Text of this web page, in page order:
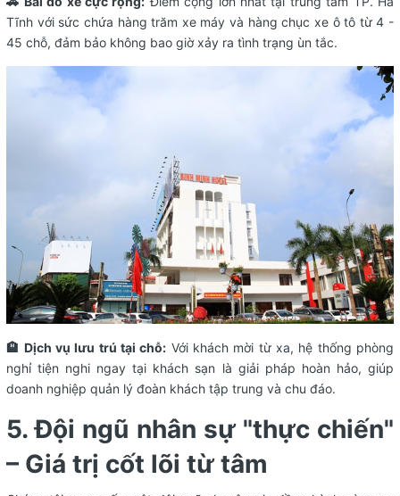
Tĩnh với sức chứa hàng trăm xe máy và hàng chục xe ô tô từ 4 -
45 chỗ, đảm bảo không bao giờ xảy ra tình trạng ùn tắc.
🏨 Dịch vụ lưu trú tại chỗ: Với khách mời từ xa, hệ thống phòng
nghỉ tiện nghi ngay tại khách sạn là giải pháp hoàn hảo, giúp
doanh nghiệp quản lý đoàn khách tập trung và chu đáo.
5. Đội ngũ nhân sự "thực chiến"
– Giá trị cốt lõi từ tâm